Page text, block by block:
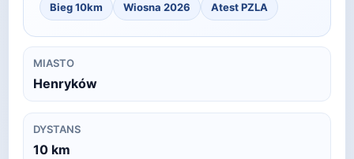
Bieg 10km Wiosna 2026 Atest PZLA
MIASTO
Henryków
DYSTANS
10 km